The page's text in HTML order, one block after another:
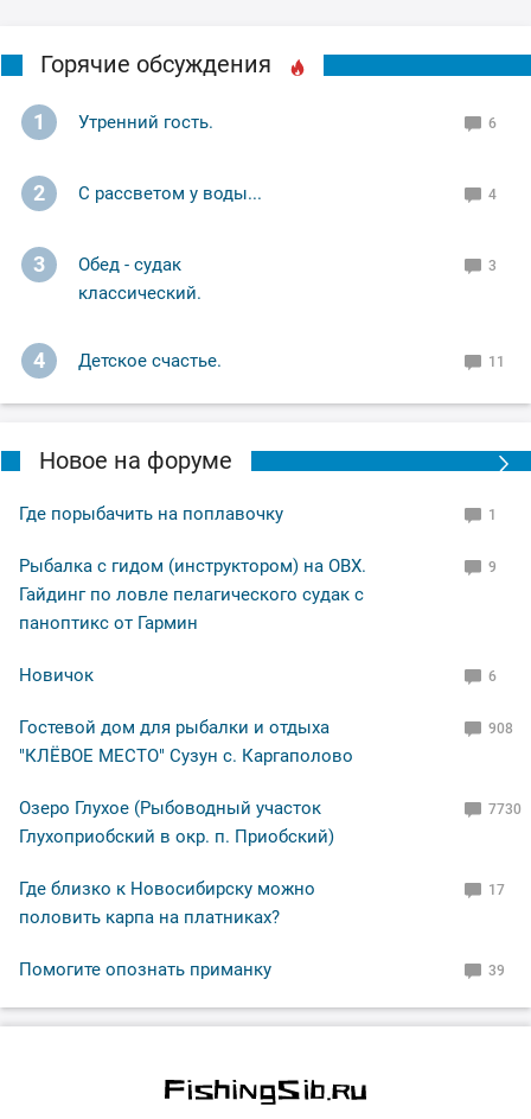
Горячие обсуждения
1 Утренний гость. 6
2 С рассветом у воды... 4
3
Обед - судак
классический.
3
4 Детское счастье. 11
Новое на форуме
Где порыбачить на поплавочку 1
Рыбалка с гидом (инструктором) на ОВХ.
Гайдинг по ловле пелагического судак с
паноптикс от Гармин
9
Новичок 6
Гостевой дом для рыбалки и отдыха
"КЛЁВОЕ МЕСТО" Сузун с. Каргаполово
908
Озеро Глухое (Рыбоводный участок
Глухоприобский в окр. п. Приобский)
7730
Где близко к Новосибирску можно
половить карпа на платниках?
17
Помогите опознать приманку 39